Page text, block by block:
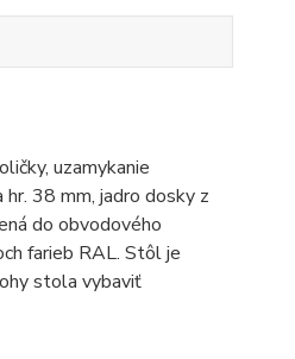
uzamykanie
38 mm, jadro dosky z
do obvodového
farieb RAL. Stôl je
stola vybaviť